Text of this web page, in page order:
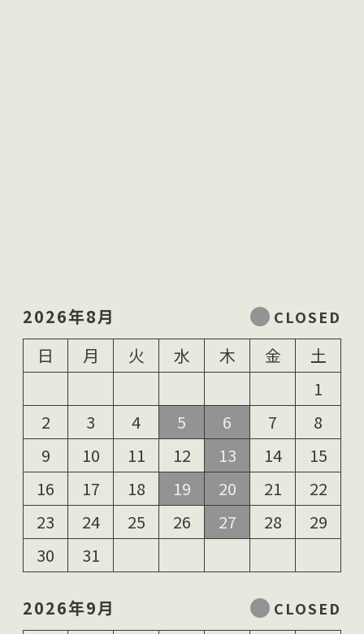
2026年8月
日
月 火 水 木 金
土
1
2
3 4 5 6 7
8
9
10 11 12 13 14
15
16
17 18 19 20 21
22
23
24 25 26 27 28
29
30
31
2026年9月